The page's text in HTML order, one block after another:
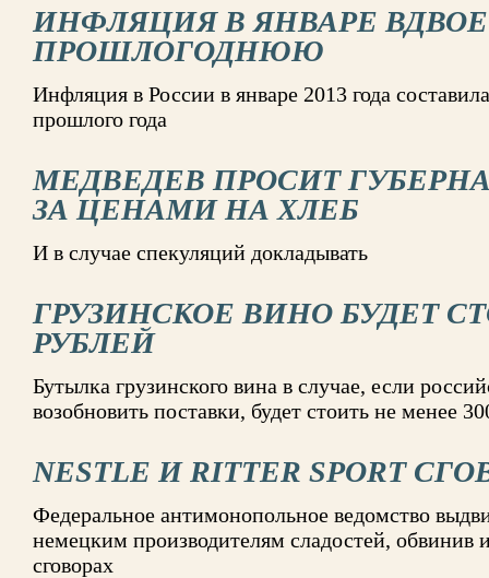
ИНФЛЯЦИЯ В ЯНВАРЕ
ПРОШЛОГОДНЮЮ
Инфляция в России в январе 2013 года
прошлого года
МЕДВЕДЕВ ПРОСИТ
ЗА ЦЕНАМИ НА ХЛЕБ
И в случае спекуляций докладывать
ГРУЗИНСКОЕ ВИНО БУДЕТ
РУБЛЕЙ
Бутылка грузинского вина в случае, если
возобновить поставки, будет стоить не менее
NESTLE И RITTER SPORT
Федеральное антимонопольное ведомство
немецким производителям сладостей, обвинив
сговорах